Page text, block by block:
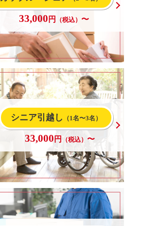
33,000 円 （税込） 〜
シニア引越し （1名〜3名）
33,000 円 （税込） 〜